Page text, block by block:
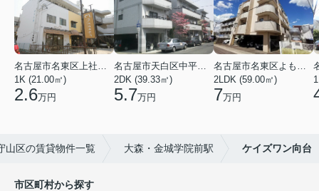
1K (21.00㎡)
2.6万円
2DK (39.33㎡)
5.7万円
2LDK (59.00㎡)
7万円
山区の賃貸物件一覧 大森・金城学院前駅 ケイズワン向台
市区町村から探す